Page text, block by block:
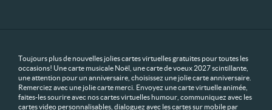
Toujours plus de nouvelles jolies cartes virtuelles gratuites pour toutes les
occasions! Une carte musicale Noël, une carte de voeux 2027 scintillante,
une attention pour un anniversaire, choisissez une jolie carte anniversaire.
Remerciez avec une jolie carte merci. Envoyez une carte virtuelle animée,
faites-les sourire avec nos cartes virtuelles humour, communiquez avec les
cartes video personnalisables, dialoguez avec les cartes sur mobile par